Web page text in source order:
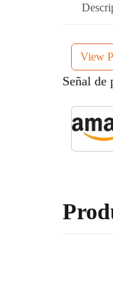
View
Señal de